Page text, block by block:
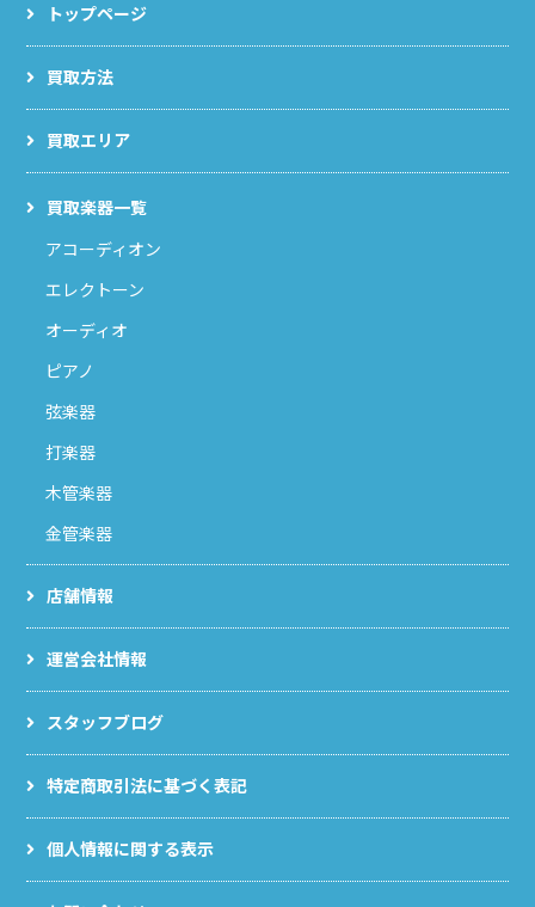
トップページ
買取方法
買取エリア
買取楽器一覧
アコーディオン
エレクトーン
オーディオ
ピアノ
弦楽器
打楽器
木管楽器
金管楽器
店舗情報
運営会社情報
スタッフブログ
特定商取引法に基づく表記
個人情報に関する表示